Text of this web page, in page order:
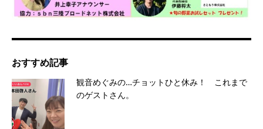
おすすめ記事
観音めぐみの…チョットひと休み！ これまで
のゲストさん。